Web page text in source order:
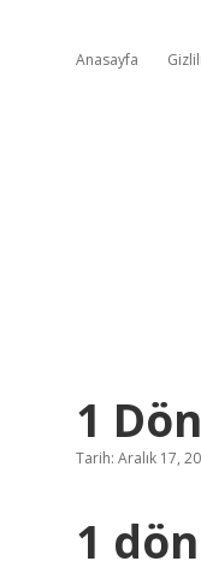
Anasayfa
1
Tarih: Aralık 17,
1